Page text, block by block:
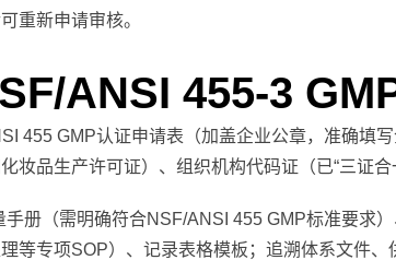
重新申请审核。
ANSI 455-3
455 GMP认证申请表（加盖企业公章，准确填
妆品生产许可证）、组织机构代码证（已“三证合
手册（需明确符合NSF/ANSI 455 GMP标准要求
等专项SOP）、记录表格模板；追溯体系文件